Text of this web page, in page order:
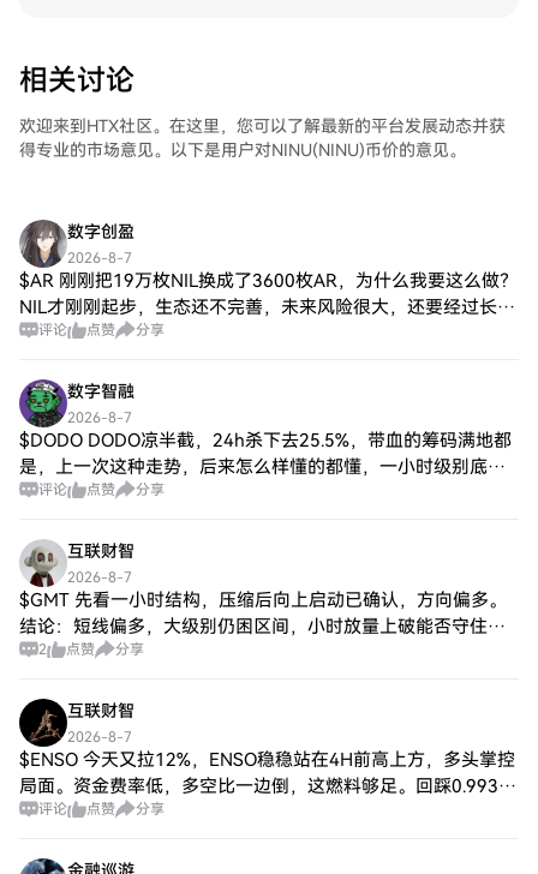
相关讨论
欢迎来到HTX社区。在这里，您可以了解最新的平台发展动态并获
得专业的市场意见。以下是用户对NINU(NINU)币价的意见。
数字创盈
2026-8-7
$AR 刚刚把19万枚NIL换成了3600枚AR，为什么我要这么做？
NIL才刚刚起步，生态还不完善，未来风险很大，还要经过长时
间的验证。AR已经成熟了，生态发展的也不错，最主要的是总
评论 点赞 分享
数字智融
2026-8-7
$DODO DODO凉半截，24h杀下去25.5%，带血的筹码满地都
是，上一次这种走势，后来怎么样懂的都懂，一小时级别底背
离初现，恐慌盘杀得差不多了。坑挖好了，我先进去了。
评论 点赞 分享
互联财智
2026-8-7
$GMT 先看一小时结构，压缩后向上启动已确认，方向偏多。
结论：短线偏多，大级别仍困区间，小时放量上破能否守住边
界，决定延续或回落。 理由：一小时波动收窄后向上离开区
2 点赞 分享
互联财智
2026-8-7
$ENSO 今天又拉12%，ENSO稳稳站在4H前高上方，多头掌控
局面。资金费率低，多空比一边倒，这燃料够足。回踩0.9938
可以补，上方先看1.0646，再看1.0896。万一跌破0.9786，止
评论 点赞 分享